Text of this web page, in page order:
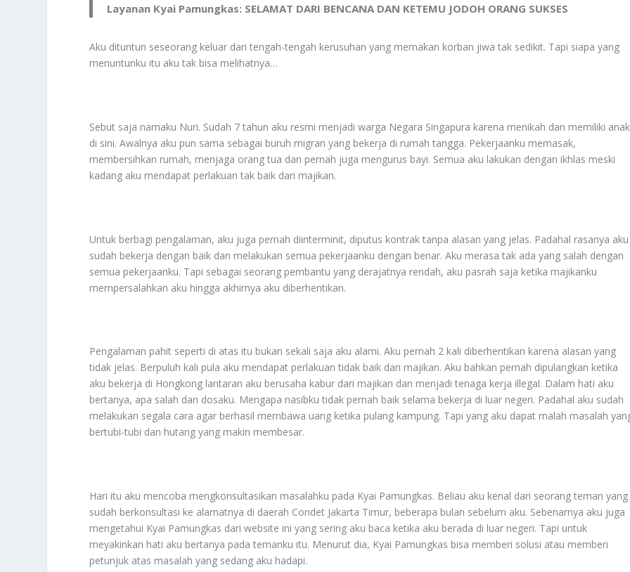
Layanan Kyai Pamungkas: SELAMAT DARI BENCANA DAN KETEMU JODOH ORANG SUKSES
Aku dituntun seseorang keluar dari tengah-tengah kerusuhan yang memakan korban jiwa tak sedikit. Tapi siapa yang
menuntunku itu aku tak bisa melihatnya…
Sebut saja namaku Nuri. Sudah 7 tahun aku resmi menjadi warga Negara Singapura karena menikah dan memiliki anak
di sini. Awalnya aku pun sama sebagai buruh migran yang bekerja di rumah tangga. Pekerjaanku memasak,
membersihkan rumah, menjaga orang tua dan pernah juga mengurus bayi. Semua aku lakukan dengan ikhlas meski
kadang aku mendapat perlakuan tak baik dari majikan.
Untuk berbagi pengalaman, aku juga pernah diinterminit, diputus kontrak tanpa alasan yang jelas. Padahal rasanya aku
sudah bekerja dengan baik dan melakukan semua pekerjaanku dengan benar. Aku merasa tak ada yang salah dengan
semua pekerjaanku. Tapi sebagai seorang pembantu yang derajatnya rendah, aku pasrah saja ketika majikanku
mempersalahkan aku hingga akhirnya aku diberhentikan.
Pengalaman pahit seperti di atas itu bukan sekali saja aku alami. Aku pernah 2 kali diberhentikan karena alasan yang
tidak jelas. Berpuluh kali pula aku mendapat perlakuan tidak baik dari majikan. Aku bahkan pernah dipulangkan ketika
aku bekerja di Hongkong lantaran aku berusaha kabur dari majikan dan menjadi tenaga kerja illegal. Dalam hati aku
bertanya, apa salah dan dosaku. Mengapa nasibku tidak pernah baik selama bekerja di luar negeri. Padahal aku sudah
melakukan segala cara agar berhasil membawa uang ketika pulang kampung. Tapi yang aku dapat malah masalah
bertubi-tubi dan hutang yang makin membesar.
Hari itu aku mencoba mengkonsultasikan masalahku pada Kyai Pamungkas. Beliau aku kenal dari seorang teman yang
sudah berkonsultasi ke alamatnya di daerah Condet Jakarta Timur, beberapa bulan sebelum aku. Sebenarnya aku juga
mengetahui Kyai Pamungkas dari website ini yang sering aku baca ketika aku berada di luar negeri. Tapi untuk
meyakinkan hati aku bertanya pada temanku itu. Menurut dia, Kyai Pamungkas bisa memberi solusi atau memberi
petunjuk atas masalah yang sedang aku hadapi.